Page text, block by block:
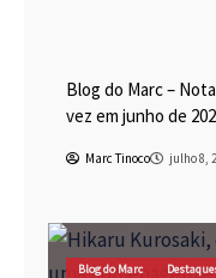
Blog do Marc –
vez em junho de
Marc Tinoco julho 8,
Blog do Marc